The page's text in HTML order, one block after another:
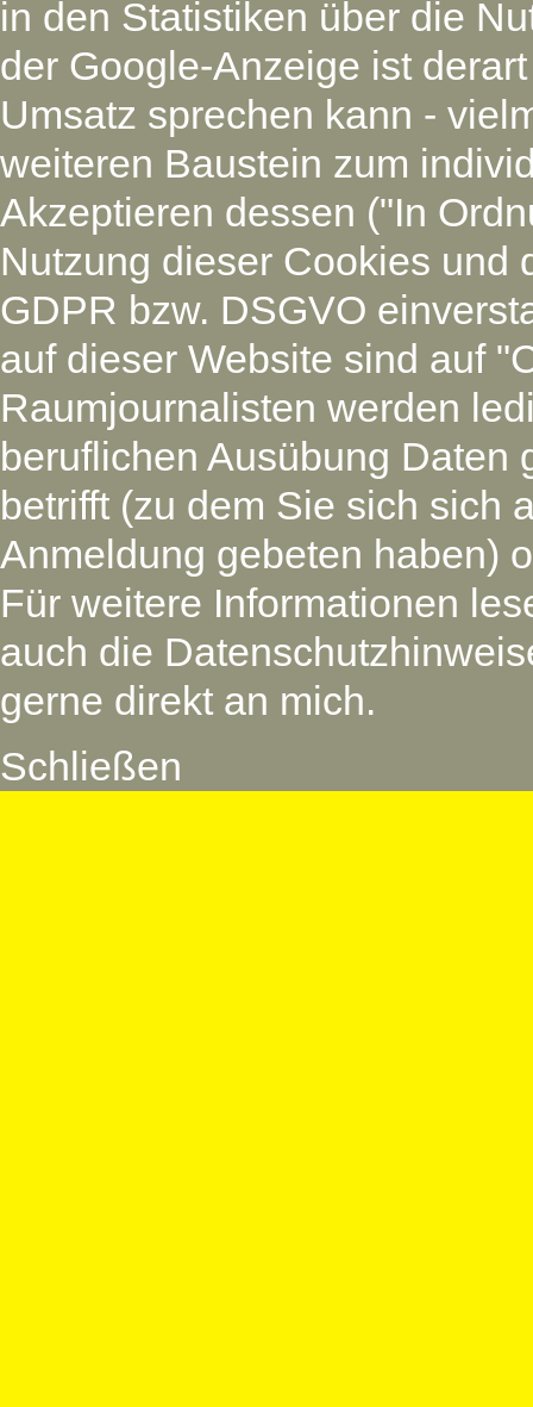
in den Statistiken über die
der Google-Anzeige ist
Umsatz sprechen kann -
weiteren Baustein zum
Akzeptieren dessen ("In
Nutzung dieser Cookies und
GDPR bzw. DSGVO
auf dieser Website sind auf
Raumjournalisten werden
beruflichen Ausübung Daten
betrifft (zu dem Sie sich sich
Anmeldung gebeten haben)
Für weitere Informationen
auch die
gerne direkt an mich.
Schließen